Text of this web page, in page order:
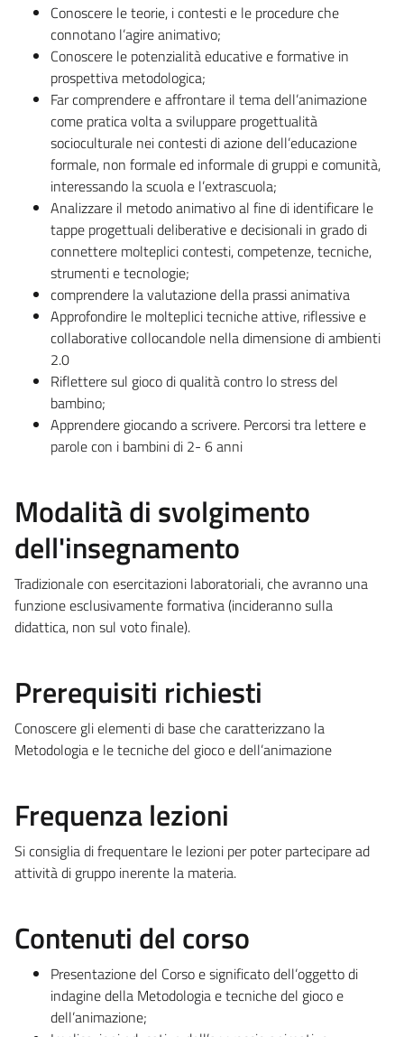
Conoscere le teorie, i contesti e le procedure che
connotano l’agire animativo;
Conoscere le potenzialità educative e formative in
prospettiva metodologica;
Far comprendere e affrontare il tema dell’animazione
come pratica volta a sviluppare progettualità
socioculturale nei contesti di azione dell’educazione
formale, non formale ed informale di gruppi e comunità,
interessando la scuola e l’extrascuola;
Analizzare il metodo animativo al fine di identificare le
tappe progettuali deliberative e decisionali in grado di
connettere molteplici contesti, competenze, tecniche,
strumenti e tecnologie;
comprendere la valutazione della prassi animativa
Approfondire le molteplici tecniche attive, riflessive e
collaborative collocandole nella dimensione di ambienti
2.0
Riflettere sul gioco di qualità contro lo stress del
bambino;
Apprendere giocando a scrivere. Percorsi tra lettere e
parole con i bambini di 2- 6 anni
Modalità di svolgimento
dell'insegnamento
Tradizionale con esercitazioni laboratoriali, che avranno una
funzione esclusivamente formativa (incideranno sulla
didattica, non sul voto finale).
Prerequisiti richiesti
Conoscere gli elementi di base che caratterizzano la
Metodologia e le tecniche del gioco e dell’animazione
Frequenza lezioni
Si consiglia di frequentare le lezioni per poter partecipare ad
attività di gruppo inerente la materia.
Contenuti del corso
Presentazione del Corso e significato dell’oggetto di
indagine della Metodologia e tecniche del gioco e
dell’animazione;